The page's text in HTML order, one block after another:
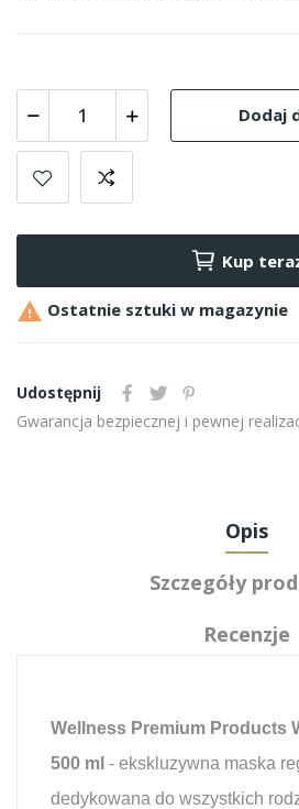
Dodaj
Kup
 Ostatnie sztuki w magazynie
Udostępnij
Gwarancja bezpiecznej i pewnej
Opis
Szczegóły
Recenzje
Wellness Premium Products
500 ml - ekskluzywna maska
dedykowana do wszystkich